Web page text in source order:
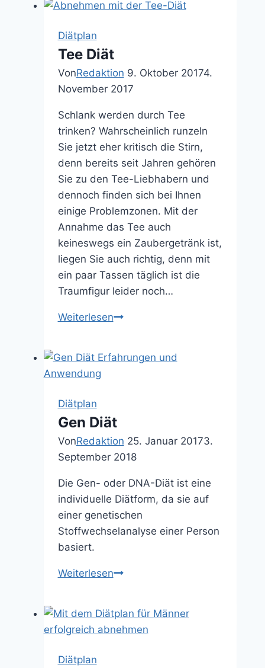
Diätplan
Tee Diät
VonRedaktion 9. Oktober 20174.
November 2017
Schlank werden durch Tee
trinken? Wahrscheinlich runzeln
Sie jetzt eher kritisch die Stirn,
denn bereits seit Jahren gehören
Sie zu den Tee-Liebhabern und
dennoch finden sich bei Ihnen
einige Problemzonen. Mit der
Annahme das Tee auch
keineswegs ein Zaubergetränk ist,
liegen Sie auch richtig, denn mit
ein paar Tassen täglich ist die
Traumfigur leider noch…
WeiterlesenTee
Diätplan
Gen Diät
VonRedaktion 25. Januar 20173.
September 2018
Die Gen- oder DNA-Diät ist eine
individuelle Diätform, da sie auf
einer genetischen
Stoffwechselanalyse einer Person
basiert.
WeiterlesenGen
Diätplan